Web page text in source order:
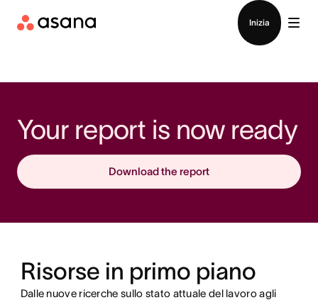
Inizia
Your report is now ready
Download the report
Risorse in primo piano
Dalle nuove ricerche sullo stato attuale del lavoro agli